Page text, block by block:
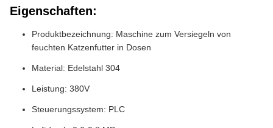
Eigenschaften:
Produktbezeichnung: Maschine zum Versiegeln von
feuchten Katzenfutter in Dosen
Material: Edelstahl 304
Leistung: 380V
Steuerungssystem: PLC